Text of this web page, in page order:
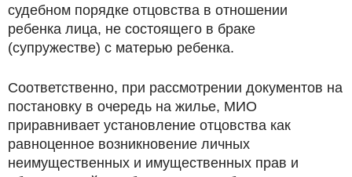
судебном порядке отцовства в отношении
ребенка лица, не состоящего в браке
(супружестве) с матерью ребенка.
Соответственно, при рассмотрении документов на
постановку в очередь на жилье, МИО
приравнивает установление отцовства как
равноценное возникновение личных
неимущественных и имущественных прав и